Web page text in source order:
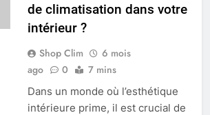
de climatisation dans votre
intérieur ?
Shop Clim
6 mois
ago
0 7 mins
Dans un monde où l’esthétique
intérieure prime, il est crucial de